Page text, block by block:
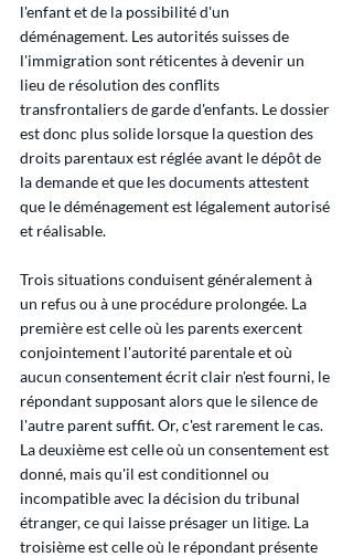
l'enfant et de la possibilité d'un
déménagement. Les autorités suisses de
l'immigration sont réticentes à devenir un
lieu de résolution des conflits
transfrontaliers de garde d'enfants. Le dossier
est donc plus solide lorsque la question des
droits parentaux est réglée avant le dépôt de
la demande et que les documents attestent
que le déménagement est légalement autorisé
et réalisable.
Trois situations conduisent généralement à
un refus ou à une procédure prolongée. La
première est celle où les parents exercent
conjointement l'autorité parentale et où
aucun consentement écrit clair n'est fourni, le
répondant supposant alors que le silence de
l'autre parent suffit. Or, c'est rarement le cas.
La deuxième est celle où un consentement est
donné, mais qu'il est conditionnel ou
incompatible avec la décision du tribunal
étranger, ce qui laisse présager un litige. La
troisième est celle où le répondant présente